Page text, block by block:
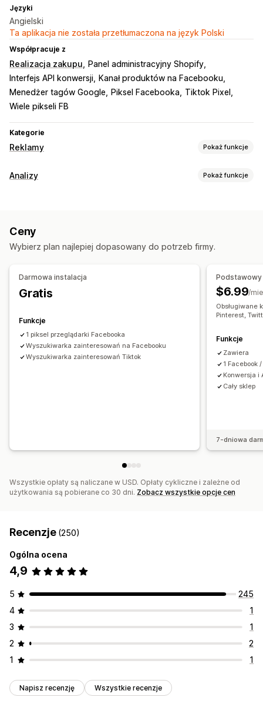
Języki
Angielski
Ta aplikacja nie została przetłumaczona na język Polski
Współpracuje z
Realizacja zakupu
Panel administracyjny Shopify
Interfejs API konwersji
Kanał produktów na Facebooku
Menedżer tagów Google
Piksel Facebooka
Tiktok Pixel
Wiele pikseli FB
Kategorie
Reklamy Pokaż funkcje
Targetowanie
Zarządzanie kampanią
Media społecznościowe
Strona internetowa
Analizy wydajności
Śledzenie wydajności
Analizy Pokaż funkcje
Śledzenie wydarzeń
Identyfikator odwiedzającego
Materiały wizualne i raporty
Analizy pulpitu Zgodność z RODO
Ceny
Wybierz plan najlepiej dopasowany do potrzeb firmy.
Darmowa instalacja
Gratis
Funkcje
1 piksel przeglądarki Facebooka
Wyszukiwarka zainteresowań na Facebooku
Wyszukiwarka zainteresowań Tiktok
$6.99/
Obsługiwane
Pinterest,
Funkcje
Zawiera
1 Facebook
Konwersja i
Cały sklep
7-dniowa
Wszystkie opłaty są naliczane w USD. Opłaty cykliczne i zależne od
użytkowania są pobierane co 30 dni. Zobacz wszystkie opcje cen
Recenzje (250)
Ogólna ocena
4,9
5
245
4
1
3
1
2
2
1
1
Napisz recenzję Wszystkie recenzje